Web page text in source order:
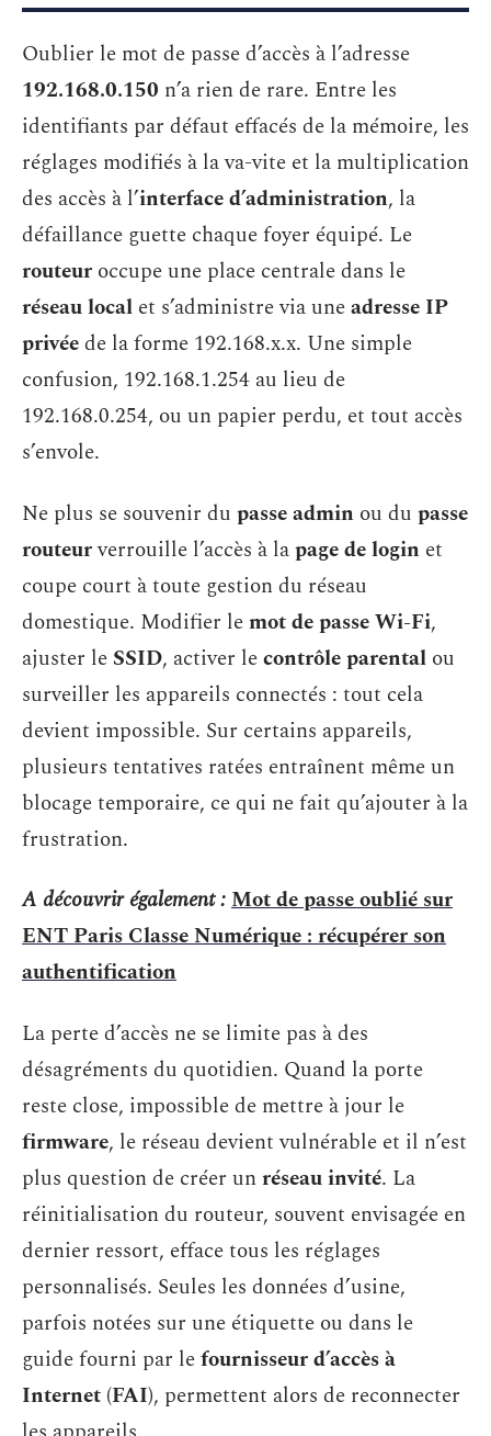
Oublier le mot de passe d’accès à l’adresse
192.168.0.150 n’a rien de rare. Entre les
identifiants par défaut effacés de la mémoire, les
réglages modifiés à la va-vite et la multiplication
des accès à l’interface d’administration, la
défaillance guette chaque foyer équipé. Le
routeur occupe une place centrale dans le
réseau local et s’administre via uneadresse IP
privéede la forme 192.168.x.x. Une simple
confusion, 192.168.1.254 au lieu de
192.168.0.254, ou un papier perdu, et tout accès
s’envole.
Ne plus se souvenir du passe admin ou du passe
routeurverrouille l’accès à lapage de login et
coupe court à toute gestion du réseau
domestique. Modifier lemot de passe Wi-Fi,
ajuster le SSID, activer lecontrôle parental ou
surveiller les appareils connectés : tout cela
devient impossible. Sur certains appareils,
plusieurs tentatives ratées entraînent même un
blocage temporaire, ce qui ne fait qu’ajouter à la
frustration.
A découvrir également :Mot de passe oublié sur
ENT Paris Classe Numérique : récupérer son
authentification
La perte d’accès ne se limite pas à des
désagréments du quotidien. Quand la porte
reste close, impossible de mettre à jour le
firmware, le réseau devient vulnérable et il n’est
plus question de créer unréseau invité. La
réinitialisation du routeur, souvent envisagée en
dernier ressort, efface tous les réglages
personnalisés. Seules les données d’usine,
parfois notées sur une étiquette ou dans le
guide fourni par lefournisseur d’accès à
Internet (FAI), permettent alors de reconnecter